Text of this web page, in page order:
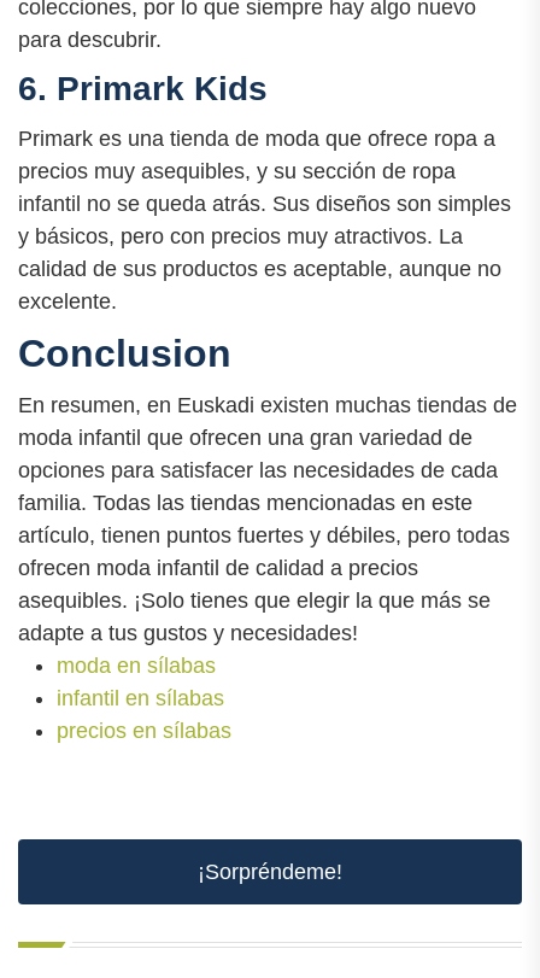
colecciones, por lo que siempre hay algo nuevo
para descubrir.
6. Primark Kids
Primark es una tienda de moda que ofrece ropa a
precios muy asequibles, y su sección de ropa
infantil no se queda atrás. Sus diseños son simples
y básicos, pero con precios muy atractivos. La
calidad de sus productos es aceptable, aunque no
excelente.
Conclusion
En resumen, en Euskadi existen muchas tiendas de
moda infantil que ofrecen una gran variedad de
opciones para satisfacer las necesidades de cada
familia. Todas las tiendas mencionadas en este
artículo, tienen puntos fuertes y débiles, pero todas
ofrecen moda infantil de calidad a precios
asequibles. ¡Solo tienes que elegir la que más se
adapte a tus gustos y necesidades!
moda en sílabas
infantil en sílabas
precios en sílabas
¡Sorpréndeme!